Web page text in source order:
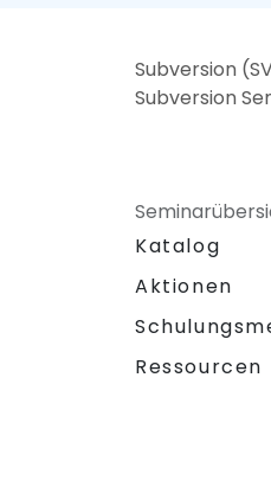
Subversion
Subversion
Katalog
Aktionen
Ressourcen